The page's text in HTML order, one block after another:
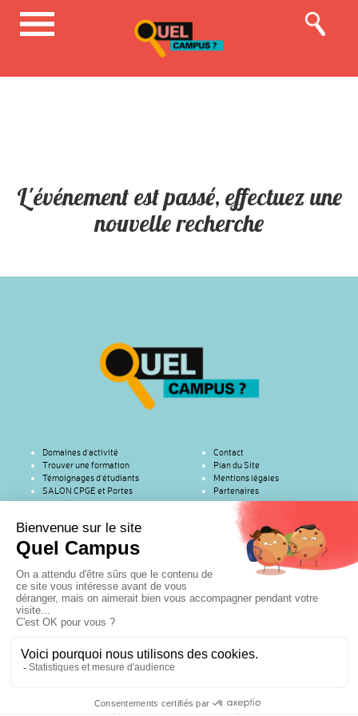
L'événement est passé, effectuez une
nouvelle recherche
Domaines d’activité
Trouver une formation
Témoignages d’étudiants
SALON CPGE et Portes
ouvertes
Contact
Plan du Site
Mentions légales
Partenaires
75007 | Tel : 01 45 49 61 19